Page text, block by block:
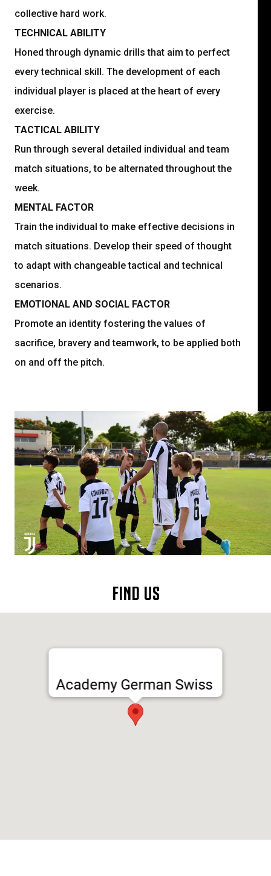
collective hard work.
TECHNICAL ABILITY
Honed through dynamic drills that aim to perfect
every technical skill. The development of each
individual player is placed at the heart of every
exercise.
TACTICAL ABILITY
Run through several detailed individual and team
match situations, to be alternated throughout the
week.
MENTAL FACTOR
Train the individual to make effective decisions in
match situations. Develop their speed of thought
to adapt with changeable tactical and technical
scenarios.
EMOTIONAL AND SOCIAL FACTOR
Promote an identity fostering the values of
sacrifice, bravery and teamwork, to be applied both
on and off the pitch.
FIND US
Academy German Swiss